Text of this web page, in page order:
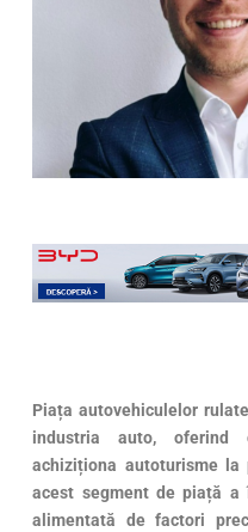
Piața autovehiculelor
industria auto, oferind
achiziționa autoturisme
acest segment de piață a
alimentată de factori